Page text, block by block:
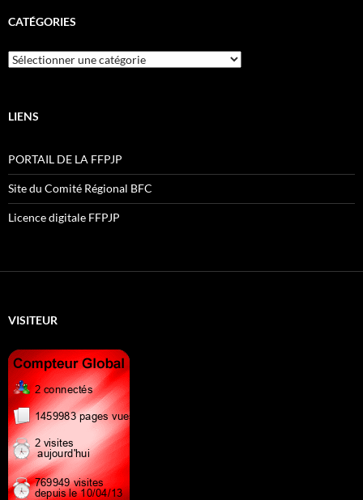
CATÉGORIES
Catégories
LIENS
PORTAIL DE LA FFPJP
Site du Comité Régional BFC
Licence digitale FFPJP
VISITEUR